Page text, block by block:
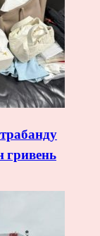
гривень